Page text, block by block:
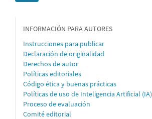
informacion
INFORMACIÓN PARA AUTORES
Instrucciones para publicar
Declaración de originalidad
Derechos de autor
Políticas editoriales
Código ética y buenas prácticas
Políticas de uso de Inteligencia Artificial (IA)
Proceso de evaluación
Comité editorial